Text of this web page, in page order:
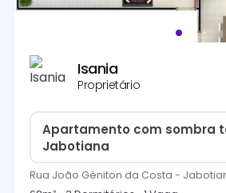
Isania
Proprietário
Apartamento com sombra
Jabotiana
Rua João Géniton da Costa -